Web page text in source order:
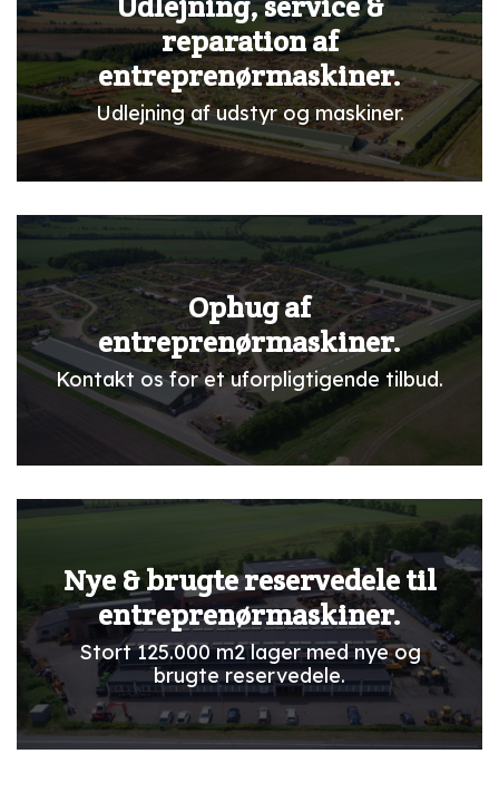
reparation af
entreprenørmaskiner.
Udlejning af udstyr og maskiner.
Ophug af
entreprenørmaskiner.
Kontakt os for et uforpligtigende tilbud.
Nye & brugte reservedele til
entreprenørmaskiner.
Stort 125.000 m2 lager med nye og
brugte reservedele.